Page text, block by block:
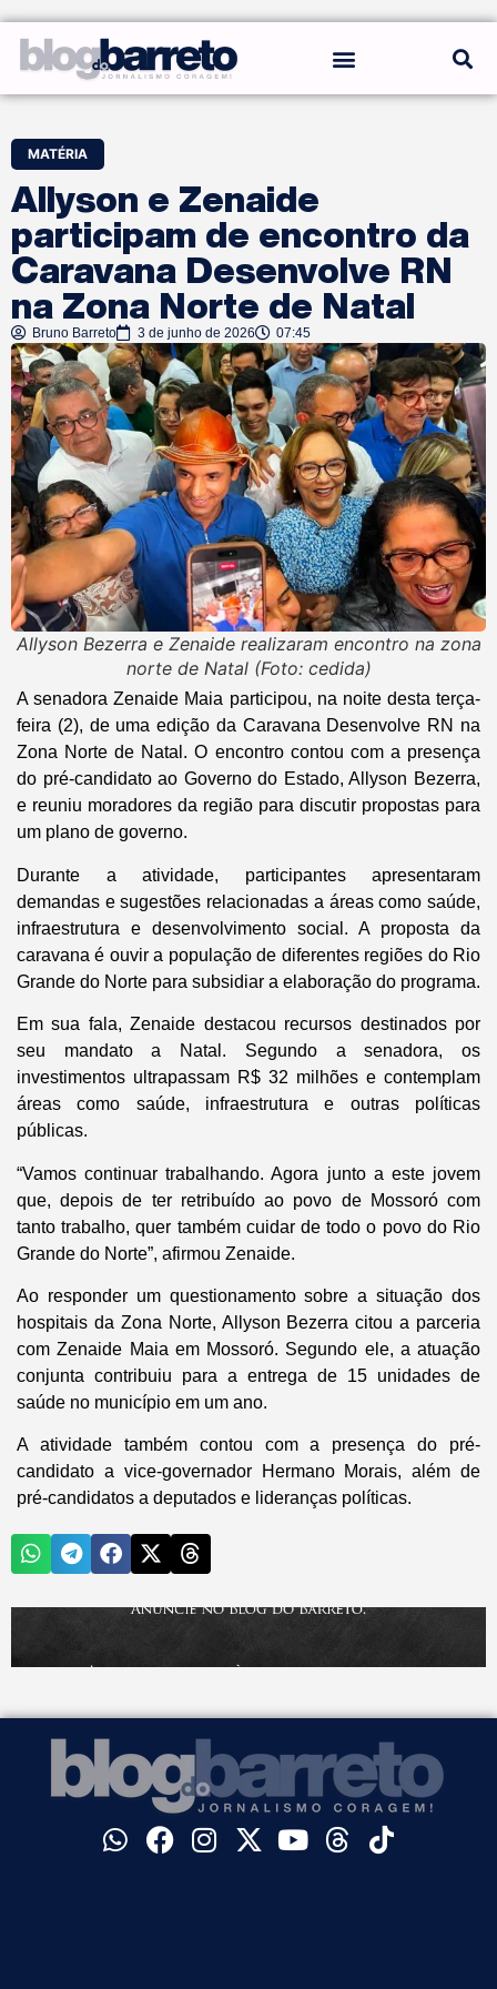
MATÉRIA
Allyson e Zenaide
participam de encontro da
Caravana Desenvolve RN
na Zona Norte de Natal
Bruno Barreto 3 de junho de 2026 07:45
Allyson Bezerra e Zenaide realizaram encontro na zona
norte de Natal (Foto: cedida)
A senadora Zenaide Maia participou, na noite desta terça-
feira (2), de uma edição da Caravana Desenvolve RN na
Zona Norte de Natal. O encontro contou com a presença
do pré-candidato ao Governo do Estado, Allyson Bezerra,
e reuniu moradores da região para discutir propostas para
um plano de governo.
Durante a atividade, participantes apresentaram
demandas e sugestões relacionadas a áreas como saúde,
infraestrutura e desenvolvimento social. A proposta da
caravana é ouvir a população de diferentes regiões do Rio
Grande do Norte para subsidiar a elaboração do programa.
Em sua fala, Zenaide destacou recursos destinados por
seu mandato a Natal. Segundo a senadora, os
investimentos ultrapassam R$ 32 milhões e contemplam
áreas como saúde, infraestrutura e outras políticas
públicas.
“Vamos continuar trabalhando. Agora junto a este jovem
que, depois de ter retribuído ao povo de Mossoró com
tanto trabalho, quer também cuidar de todo o povo do Rio
Grande do Norte”, afirmou Zenaide.
Ao responder um questionamento sobre a situação dos
hospitais da Zona Norte, Allyson Bezerra citou a parceria
com Zenaide Maia em Mossoró. Segundo ele, a atuação
conjunta contribuiu para a entrega de 15 unidades de
saúde no município em um ano.
A atividade também contou com a presença do pré-
candidato a vice-governador Hermano Morais, além de
pré-candidatos a deputados e lideranças políticas.